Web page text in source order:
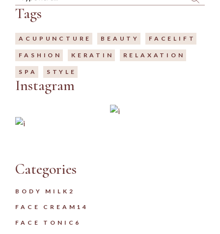
Tags
ACUPUNCTURE BEAUTY FACELIFT
FASHION KERATIN RELAXATION
SPA STYLE
Instagram
Categories
BODY MILK 2
FACE CREAM 14
FACE TONIC 6